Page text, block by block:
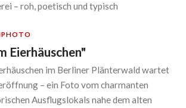
– roh, poetisch und typisch
PHOTO
Eierhäuschen"
im Berliner Plänterwald wartet
– ein Foto vom charmanten
Ausflugslokals nahe dem alten